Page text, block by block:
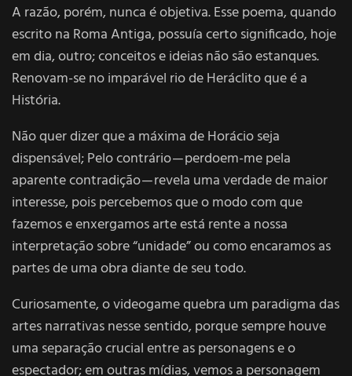
A razão, porém, nunca é objetiva. Esse poema, quando
escrito na Roma Antiga, possuía certo significado, hoje
em dia, outro; conceitos e ideias não são estanques.
Renovam-se no imparável rio de Heráclito que é a
História.
Não quer dizer que a máxima de Horácio seja
dispensável; Pelo contrário — perdoem-me pela
aparente contradição — revela uma verdade de maior
interesse, pois percebemos que o modo com que
fazemos e enxergamos arte está rente a nossa
interpretação sobre “unidade” ou como encaramos as
partes de uma obra diante de seu todo.
Curiosamente, o videogame quebra um paradigma das
artes narrativas nesse sentido, porque sempre houve
uma separação crucial entre as personagens e o
espectador; em outras mídias, vemos a personagem